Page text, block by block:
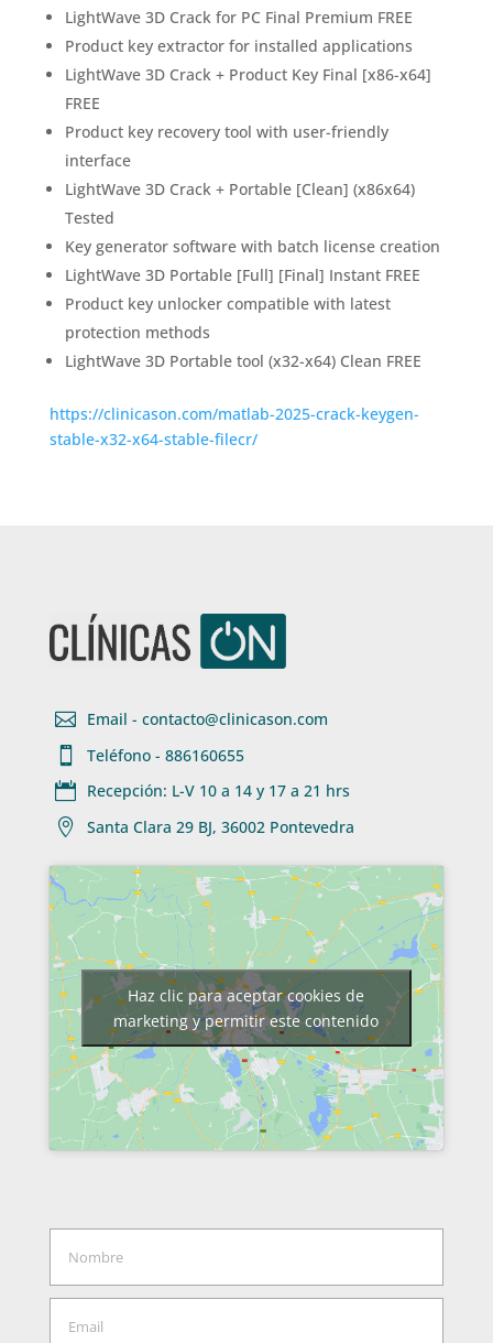
LightWave 3D Crack for PC Final Premium FREE
Product key extractor for installed applications
LightWave 3D Crack + Product Key Final [x86-x64]
FREE
Product key recovery tool with user-friendly
interface
LightWave 3D Crack + Portable [Clean] (x86x64)
Tested
Key generator software with batch license creation
LightWave 3D Portable [Full] [Final] Instant FREE
Product key unlocker compatible with latest
protection methods
LightWave 3D Portable tool (x32-x64) Clean FREE
https://clinicason.com/matlab-2025-crack-keygen-
stable-x32-x64-stable-filecr/
 Email - contacto@clinicason.com

Teléfono - 886160655
 Recepción: L-V 10 a 14 y 17 a 21 hrs

Santa Clara 29 BJ, 36002 Pontevedra
Haz clic para aceptar cookies de
marketing y permitir este contenido